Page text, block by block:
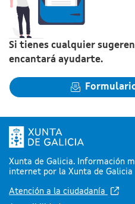
Si tienes cualquier
encantará ayudarte.
Xunta de Galicia. Información
internet por la Xunta de Galicia
Atención a la ciudadanía